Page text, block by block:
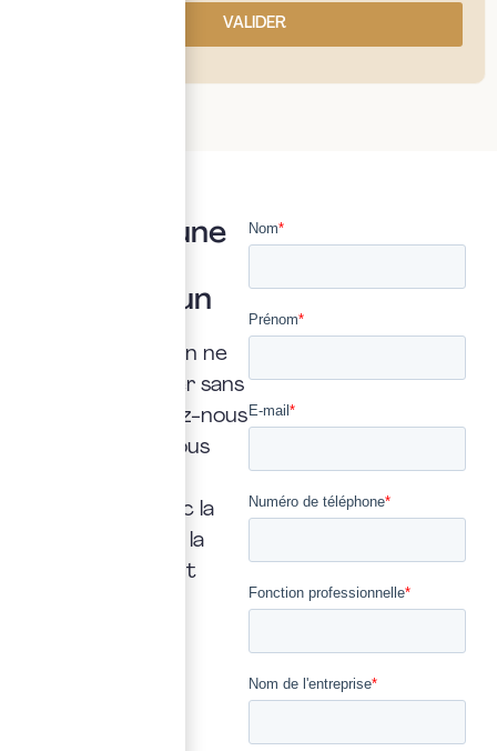
VALIDER
Vous avez une
Posez là à un
Une interrogation ne
doit jamais rester sans
réponse. Confiez-nous
la vôtre : nous vous
rapidement, avec la
transparence et la
précision qui font